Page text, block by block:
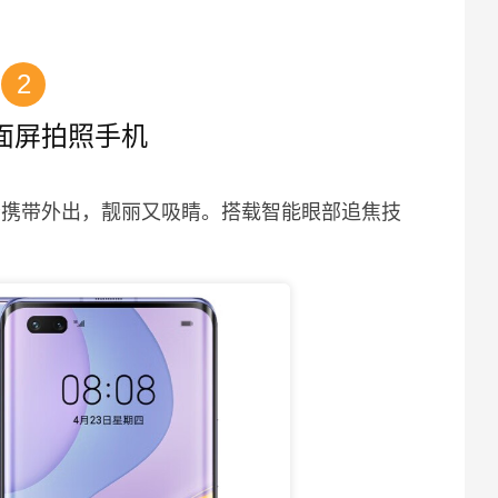
2
屏拍照手机
带外出，靓丽又吸睛。搭载智能眼部追焦技